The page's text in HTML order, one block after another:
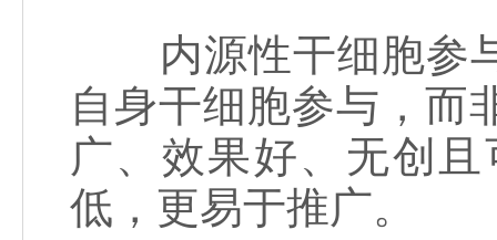
内源性干细胞参与
自身干细胞参与，而
广、效果好、无创
低，更易于推广。